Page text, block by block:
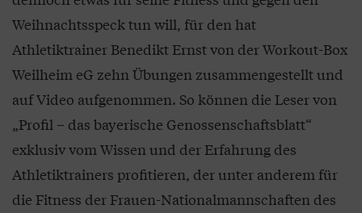
Weihnachtsspeck tun will, für den hat
Athletiktrainer Benedikt Ernst von der Workout-Box
Weilheim eG zehn Übungen zusammengestellt und
auf Video aufgenommen. So können die Leser von
„Profil – das bayerische Genossenschaftsblatt“
exklusiv vom Wissen und der Erfahrung des
Athletiktrainers profitieren, der unter anderem für
die Fitness der Frauen-Nationalmannschaften des